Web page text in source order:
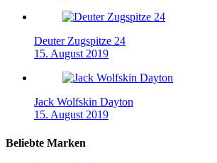
Deuter Zugspitze 24
15. August 2019
Jack Wolfskin Dayton
15. August 2019
Beliebte Marken